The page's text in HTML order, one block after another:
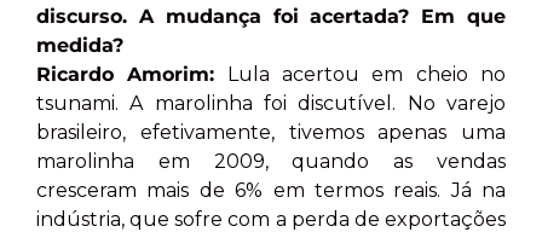
discurso. A mudança foi acertada? Em que
medida?
Ricardo Amorim: Lula acertou em cheio no
tsunami. A marolinha foi discutível. No varejo
brasileiro, efetivamente, tivemos apenas uma
marolinha em 2009, quando as vendas
cresceram mais de 6% em termos reais. Já na
indústria, que sofre com a perda de exportações